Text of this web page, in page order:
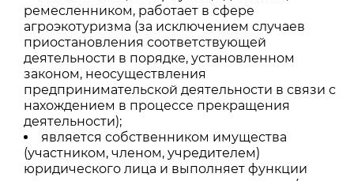
ремесленником, работает в сфере
агроэкотуризма (за исключением случаев
приостановления соответствующей
деятельности в порядке, установленном
законом, неосуществления
предпринимательской деятельности в связи с
нахождением в процессе прекращения
деятельности);
является собственником имущества
(участником, членом, учредителем)
юридического лица и выполняет функции